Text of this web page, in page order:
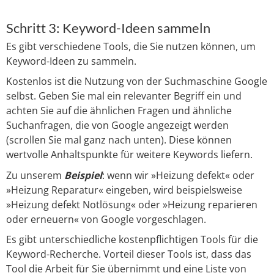
Schritt 3: Keyword-Ideen sammeln
Es gibt verschiedene Tools, die Sie nutzen können, um
Keyword-Ideen zu sammeln.
Kostenlos ist die Nutzung von der Suchmaschine Google
selbst. Geben Sie mal ein relevanter Begriff ein und
achten Sie auf die ähnlichen Fragen und ähnliche
Suchanfragen, die von Google angezeigt werden
(scrollen Sie mal ganz nach unten). Diese können
wertvolle Anhaltspunkte für weitere Keywords liefern.
Zu unserem Beispiel: wenn wir »Heizung defekt« oder
»Heizung Reparatur« eingeben, wird beispielsweise
»Heizung defekt Notlösung« oder »Heizung reparieren
oder erneuern« von Google vorgeschlagen.
Es gibt unterschiedliche kostenpflichtigen Tools für die
Keyword-Recherche. Vorteil dieser Tools ist, dass das
Tool die Arbeit für Sie übernimmt und eine Liste von